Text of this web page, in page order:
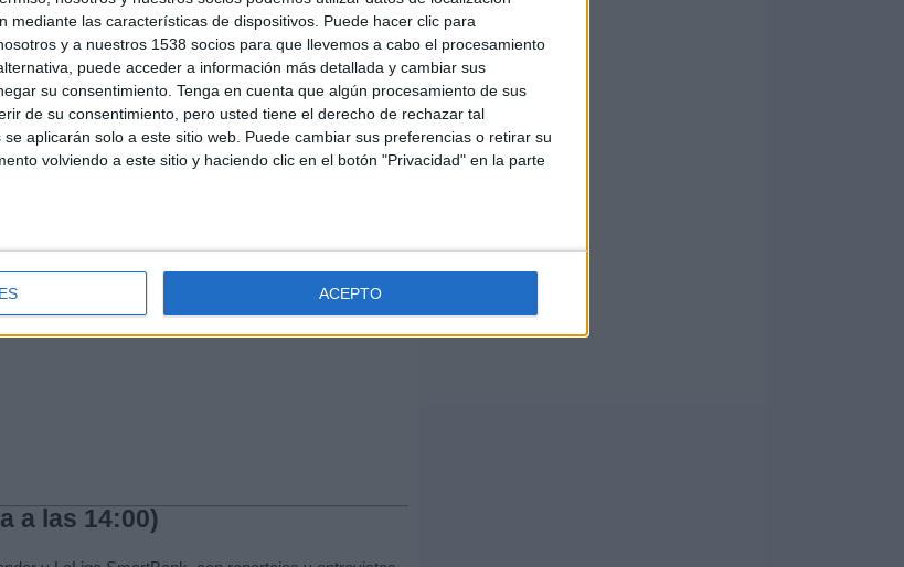
mediante las características de dispositivos. Puede hacer clic para
y a nuestros 1538 socios para que llevemos a cabo el procesamiento
puede acceder a información más detallada y cambiar sus
su consentimiento. Tenga en cuenta que algún procesamiento de sus
de su consentimiento, pero usted tiene el derecho de rechazar tal
aplicarán solo a este sitio web. Puede cambiar sus preferencias o retirar su
volviendo a este sitio y haciendo clic en el botón "Privacidad" en la parte
ACEPTO
a las 14:00)